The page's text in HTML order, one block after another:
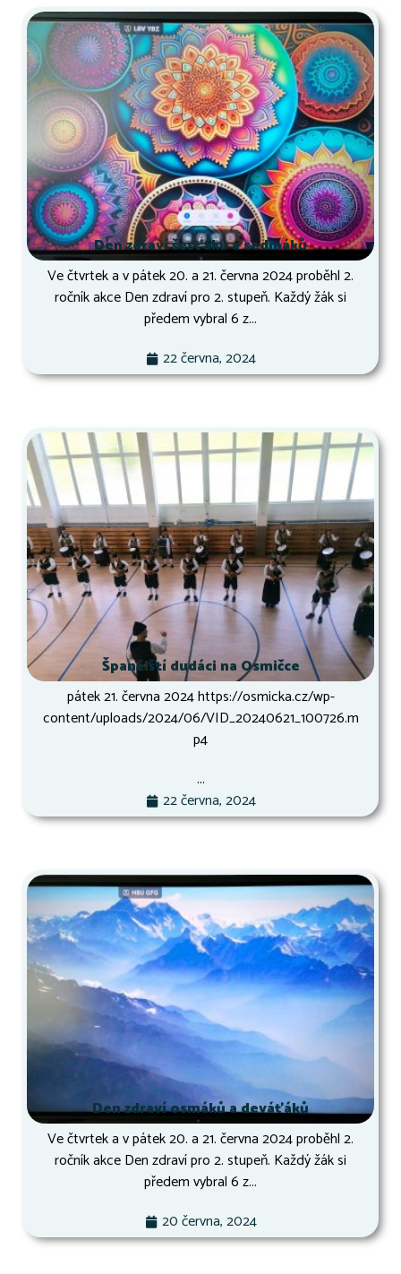
Den zdraví šesťáků a sedmáků
Ve čtvrtek a v pátek 20. a 21. června 2024 proběhl 2.
ročník akce Den zdraví pro 2. stupeň. Každý žák si
předem vybral 6 z...
22 června, 2024
Španělští dudáci na Osmičce
pátek 21. června 2024 https://osmicka.cz/wp-
content/uploads/2024/06/VID_20240621_100726.m
p4
...
22 června, 2024
Den zdraví osmáků a deváťáků
Ve čtvrtek a v pátek 20. a 21. června 2024 proběhl 2.
ročník akce Den zdraví pro 2. stupeň. Každý žák si
předem vybral 6 z...
20 června, 2024